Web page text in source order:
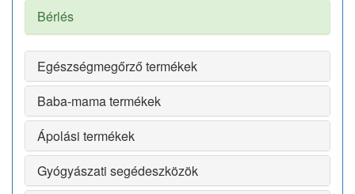
Bérlés
Egészségmegőrző termékek
Baba-mama termékek
Ápolási termékek
Gyógyászati segédeszközök